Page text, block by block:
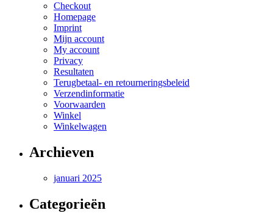
Checkout
Homepage
Imprint
Mijn account
My account
Privacy
Resultaten
Terugbetaal- en retourneringsbeleid
Verzendinformatie
Voorwaarden
Winkel
Winkelwagen
Archieven
januari 2025
Categorieën